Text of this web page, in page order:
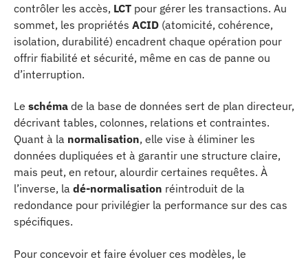
contrôler les accès, LCT pour gérer les transactions. Au
sommet, les propriétés ACID (atomicité, cohérence,
isolation, durabilité) encadrent chaque opération pour
offrir fiabilité et sécurité, même en cas de panne ou
d’interruption.
Le schéma de la base de données sert de plan directeur,
décrivant tables, colonnes, relations et contraintes.
Quant à la normalisation, elle vise à éliminer les
données dupliquées et à garantir une structure claire,
mais peut, en retour, alourdir certaines requêtes. À
l’inverse, la dé-normalisation réintroduit de la
redondance pour privilégier la performance sur des cas
spécifiques.
Pour concevoir et faire évoluer ces modèles, le